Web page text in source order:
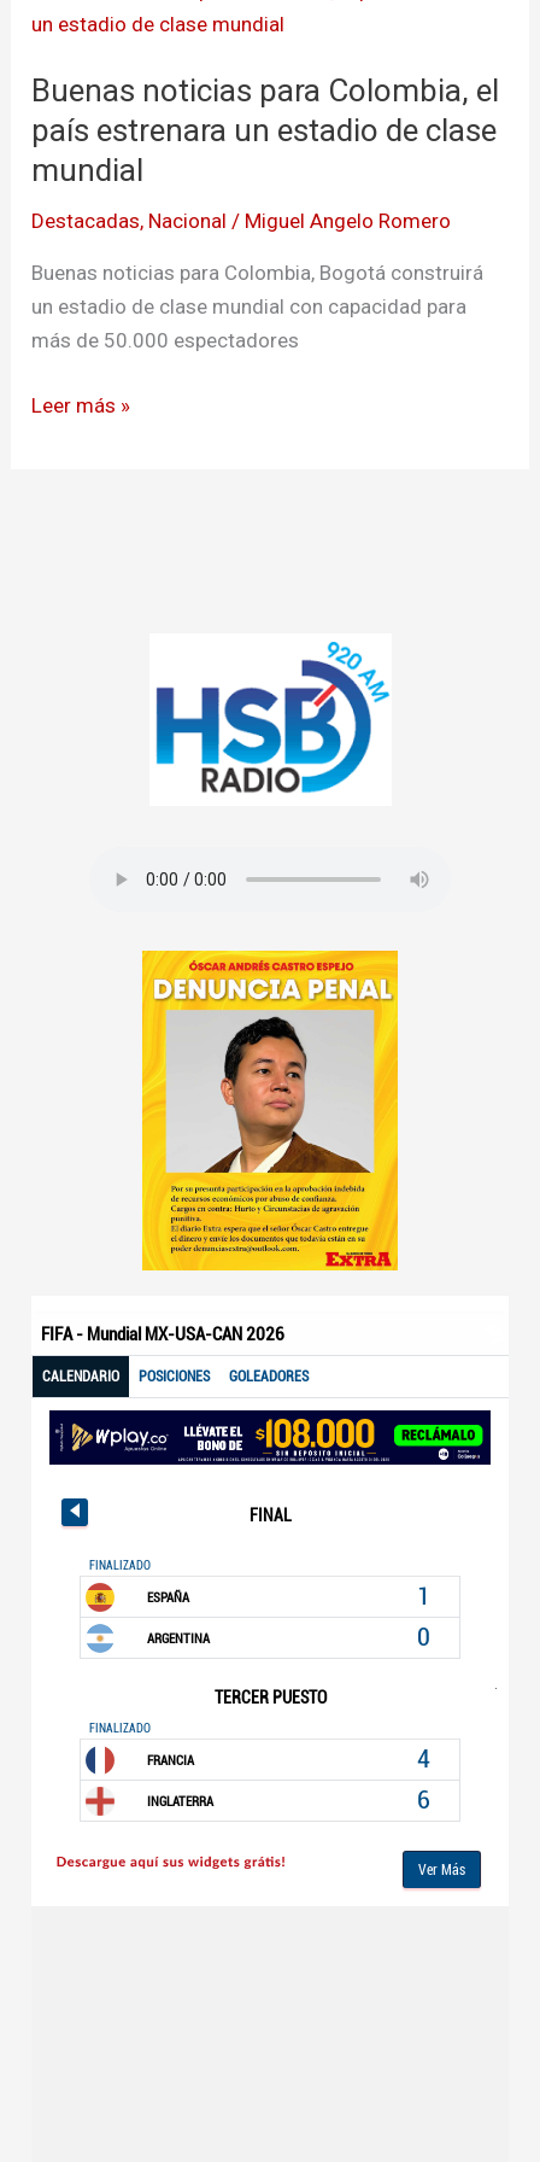
Buenas noticias para Colombia, el
país estrenara un estadio de clase
mundial
Destacadas, Nacional / Miguel Angelo Romero
Buenas noticias para Colombia, Bogotá construirá
un estadio de clase mundial con capacidad para
más de 50.000 espectadores
noticias
Colombia,
el
un
Leer más »